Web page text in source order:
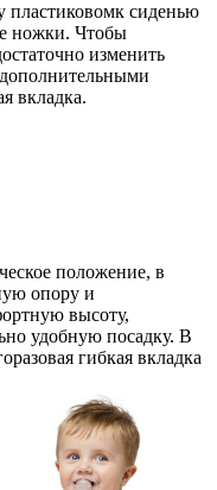
пластиковомк сиденью
ножки. Чтобы
изменить
вкладка.
положение, в
опору и
высоту,
удобную посадку. В
гибкая вкладка